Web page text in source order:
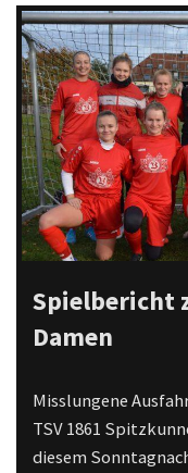
Spielbericht
Damen
Misslungene
TSV 1861
diesem